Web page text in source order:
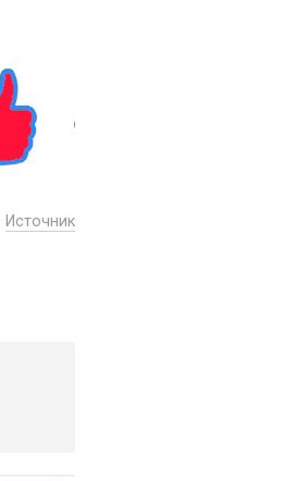
Источник